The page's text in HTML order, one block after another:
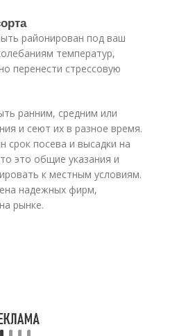
районирован под ваш
температур,
перенести стрессовую
ранним, средним или
и сеют их в разное время.
срок посева и высадки на
это общие указания и
к местным условиям.
надежных фирм,
рынке.